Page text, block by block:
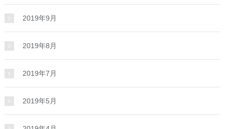
2019年9月
2019年8月
2019年7月
2019年5月